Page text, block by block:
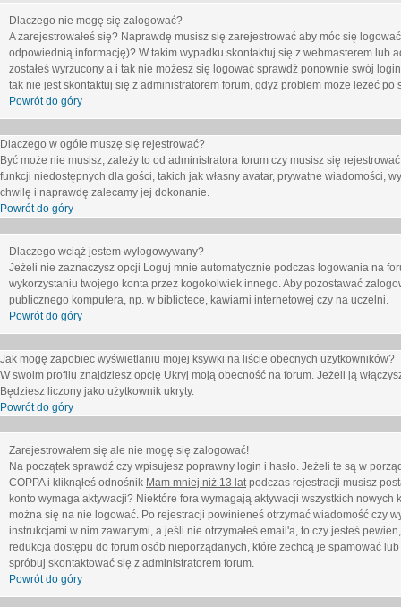
Dlaczego nie mogę się zalogować?
A zarejestrowałeś się? Naprawdę musisz się zarejestrować aby móc się
odpowiednią informację)? W takim wypadku skontaktuj się z webmasterem lub
zostałeś wyrzucony a i tak nie możesz się logować sprawdź ponownie swój
tak nie jest skontaktuj się z administratorem forum, gdyż problem może leżeć po
Powrót do góry
Dlaczego w ogóle muszę się rejestrować?
Być może nie musisz, zależy to od administratora forum czy musisz się
funkcji niedostępnych dla gości, takich jak własny avatar, prywatne wiadomości,
chwilę i naprawdę zalecamy jej dokonanie.
Powrót do góry
Dlaczego wciąż jestem wylogowywany?
Jeżeli nie zaznaczysz opcji Loguj mnie automatycznie podczas logowania na
wykorzystaniu twojego konta przez kogokolwiek innego. Aby pozostawać
publicznego komputera, np. w bibliotece, kawiarni internetowej czy na uczelni.
Powrót do góry
Jak mogę zapobiec wyświetlaniu mojej ksywki na liście obecnych użytkowników?
W swoim profilu znajdziesz opcję Ukryj moją obecność na forum. Jeżeli ją
Będziesz liczony jako użytkownik ukryty.
Powrót do góry
Zarejestrowałem się ale nie mogę się zalogować!
Na początek sprawdź czy wpisujesz poprawny login i hasło. Jeżeli te są w
COPPA i kliknąłeś odnośnik Mam mniej niż 13 latpodczas rejestracji musisz
konto wymaga aktywacji? Niektóre fora wymagają aktywacji wszystkich
można się na nie logować. Po rejestracji powinieneś otrzymać wiadomość czy
instrukcjami w nim zawartymi, a jeśli nie otrzymałeś email'a, to czy jesteś
redukcja dostępu do forum osób nieporządanych, które zechcą je spamować
spróbuj skontaktować się z administratorem forum.
Powrót do góry